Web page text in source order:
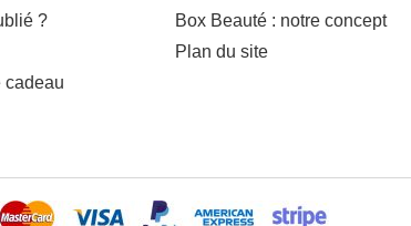
?
cadeau
Box Beauté : notre concept
Plan du site